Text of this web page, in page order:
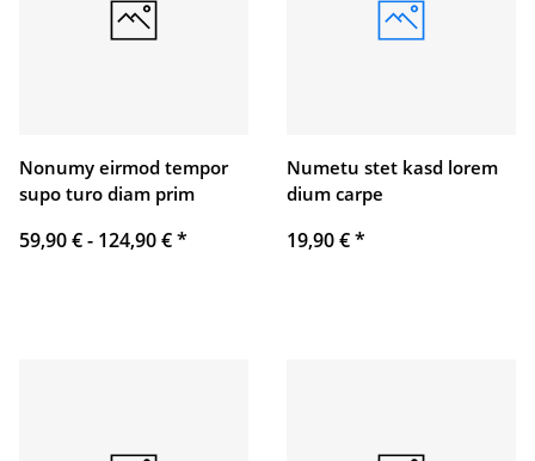
Nonumy eirmod tempor
supo turo diam prim
59,90 € - 124,90 €*
Numetu stet kasd lorem
dium carpe
19,90 €*